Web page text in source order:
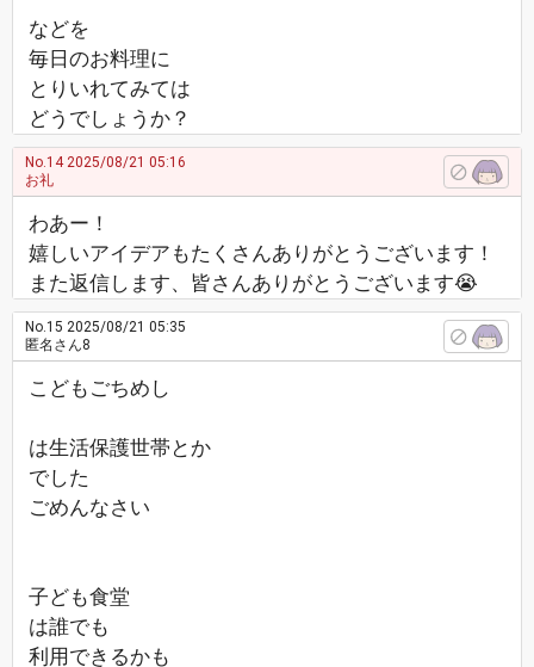
などを
毎日のお料理に
とりいれてみては
どうでしょうか？
No.142025/08/21 05:16
お礼
わあー！
嬉しいアイデアもたくさんありがとうございます！
また返信します、皆さんありがとうございます😭
No.15 2025/08/21 05:35
匿名さん8
こどもごちめし
は生活保護世帯とか
でした
ごめんなさい
子ども食堂
は誰でも
利用できるかも